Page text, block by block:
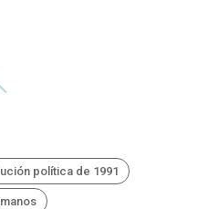
política de 1991